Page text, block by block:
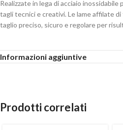
Realizzate in lega di acciaio
tagli tecnici e creativi. Le lame affilate
taglio preciso, sicuro e regolare per
Informazioni aggiuntive
Prodotti correlati